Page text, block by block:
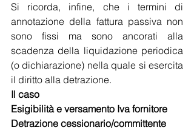
Si ricorda, infine, che i termini di
annotazione della fattura passiva non
sono fissi ma sono ancorati alla
scadenza della liquidazione periodica
(o dichiarazione) nella quale si esercita
il diritto alla detrazione.
Il caso
Esigibilità e versamento Iva fornitore
Detrazione cessionario/committente